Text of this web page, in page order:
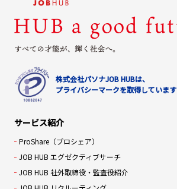
株式会社パソナJOB HUBは、
プライバシーマークを取得しています
サービス紹介
ProShare（プロシェア）
JOB HUB エグゼクティブサーチ
JOB HUB 社外取締役・監査役紹介